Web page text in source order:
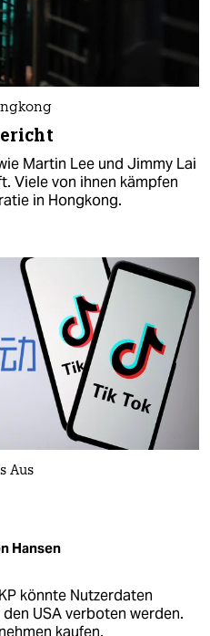
Martin Lee und Jimmy Lai
Viele von ihnen kämpfen
in Hongkong.
Aus
Hansen
könnte Nutzerdaten
USA verboten werden.
kaufen.